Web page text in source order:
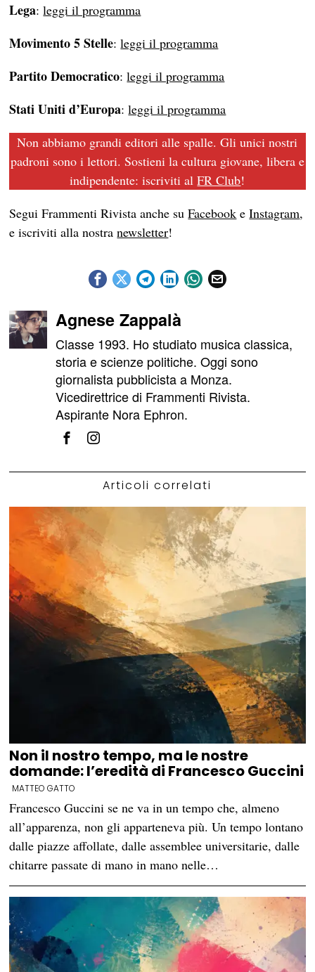
Lega:leggi il programma
Movimento 5 Stelle:leggi il programma
Partito Democratico:leggi il programma
Stati Uniti d’Europa:leggi il programma
Non abbiamo grandi editori alle spalle. Gli unici nostri
padroni sono i lettori. Sostieni la cultura giovane, libera e
indipendente: iscriviti alFR Club!
Segui Frammenti Rivista anche suFacebook eInstagram,
e iscriviti alla nostranewsletter!
Agnese Zappalà
Classe 1993. Ho studiato musica classica,
storia e scienze politiche. Oggi sono
giornalista pubblicista a Monza.
Vicedirettrice di Frammenti Rivista.
Aspirante Nora Ephron.
Articoli correlati
Non il nostro tempo, ma le nostre
domande: l’eredità di Francesco Guccini
MATTEO GATTO
Francesco Guccini se ne va in un tempo che, almeno
all’apparenza, non gli apparteneva più. Un tempo lontano
dalle piazze affollate, dalle assemblee universitarie, dalle
chitarre passate di mano in mano nelle…